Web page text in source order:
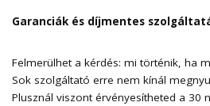
Garanciák és díjmentes
Felmerülhet a kérdés: mi történik, ha
Sok szolgáltató erre nem kínál
Plusznál viszont érvényesítheted a 30